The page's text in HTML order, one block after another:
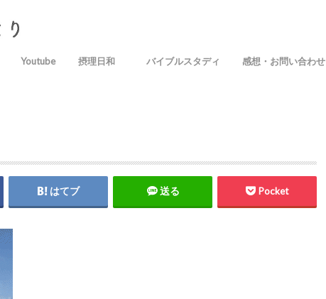
Youtube 摂理日和 バイブルスタディ 感想・お問い合わせ
はてブ 送る Pocket